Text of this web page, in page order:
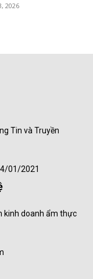
2026
Tin và Truyền
01/2021
kinh doanh ẩm thực